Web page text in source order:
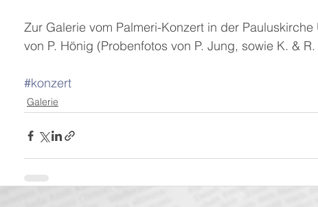
Zur Galerie vom Palmeri-Konzert in der
von P. Hönig (Probenfotos von P. Jung, sowie K. &
#konzert
Galerie